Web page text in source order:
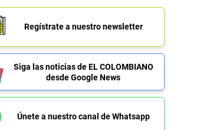
Regístrate a nuestro newsletter
Siga las noticias de EL COLOMBIANO
desde Google News
Únete a nuestro canal de Whatsapp